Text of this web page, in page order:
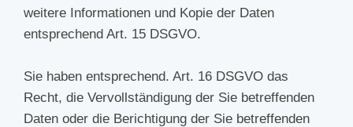
weitere Informationen und Kopie der Daten
entsprechend Art. 15 DSGVO.
Sie haben entsprechend. Art. 16 DSGVO das
Recht, die Vervollständigung der Sie betreffenden
Daten oder die Berichtigung der Sie betreffenden